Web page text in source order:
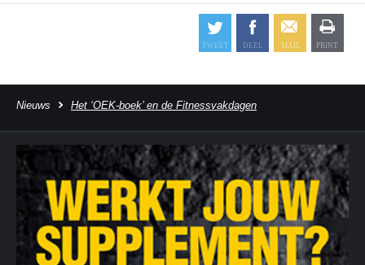
Nieuws Het ‘OEK-boek’ en de Fitnessvakdagen